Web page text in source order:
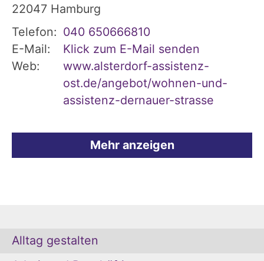
22047 Hamburg
Telefon: 040 650666810
E-Mail:
Klick zum E-Mail senden
Web:
www.alsterdorf-assistenz-
ost.de/angebot/wohnen-und-
assistenz-dernauer-strasse
Mehr anzeigen
Alltag gestalten